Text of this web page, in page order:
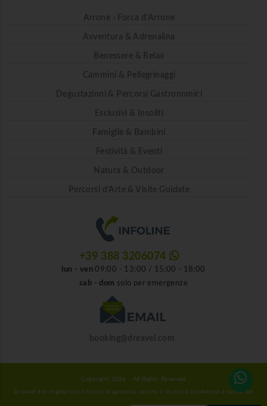
Arrone - Forca d'Arrone
Avventura & Adrenalina
Benessere & Relax
Cammini & Pellegrinaggi
Degustazioni & Percorsi Gastronomici
Esclusivi & Insoliti
Famiglie & Bambini
Festività & Eventi
Natura & Outdoor
Percorsi d'Arte & Visite Guidate
+39 388 3206074
lun - ven09:00 - 13:00 / 15:00 - 18:00
sab - dom solo per emergenze
booking@dreavel.com
Copyright 2026 - All Rights Reserved
Dreavel è in regola con il fondo di garanzia contro il rischio d'insolvenza a tutela dei